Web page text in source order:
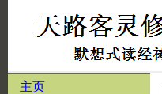
主页